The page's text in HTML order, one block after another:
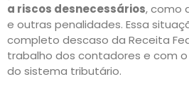
a riscos desnecessários, como
e outras penalidades. Essa
completo descaso da Receita
trabalho dos contadores e com
do sistema tributário.